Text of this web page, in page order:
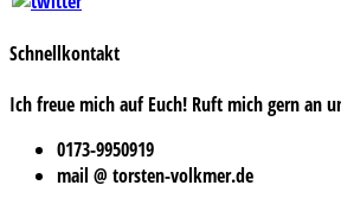
Schnellkontakt
Ich freue mich auf Euch! Ruft mich gern an
0173-9950919
mail @ torsten-volkmer.de